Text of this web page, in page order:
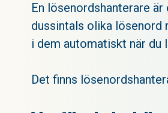
En lösenordshanterare
dussintals olika lösenord
i dem automatiskt när du
Det finns